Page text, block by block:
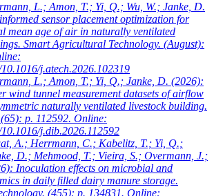
L.; Amon, T.; Yi, Q.; Wu, W.; Janke, D.
sensor placement optimization for
mean age of air in naturally ventilated
Smart Agricultural Technology. (August):
j.atech.2026.102319
L.; Amon, T.; Yi, Q.; Janke, D. (2026):
wind tunnel measurement datasets of airflow
naturally ventilated livestock building.
p. 112592. Online:
j.dib.2026.112592
A.; Herrmann, C.; Kabelitz, T.; Yi, Q.;
D.; Mehmood, T.; Vieira, S.; Overmann, J.;
Inoculation effects on microbial and
in daily filled dairy manure storage.
(455): p. 134831. Online: